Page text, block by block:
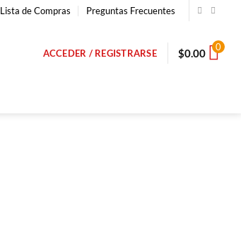
Lista de Compras Preguntas Frecuentes
ACCEDER / REGISTRARSE $0.00 0